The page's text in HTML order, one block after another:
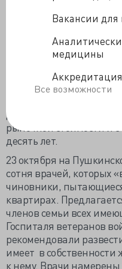
Вакансии для
медицины
Все возможности
предоставляться
возможность
перезаключить
социального найма.
В тех случаях, когда
должны были
рыночной стоимости и с
десять лет.
23 октября на
сотня врачей, которых
чиновники,
квартирах.
членов семьи всех
Госпиталя ветеранов
рекомендовали
имеет в
к нему. Врачи